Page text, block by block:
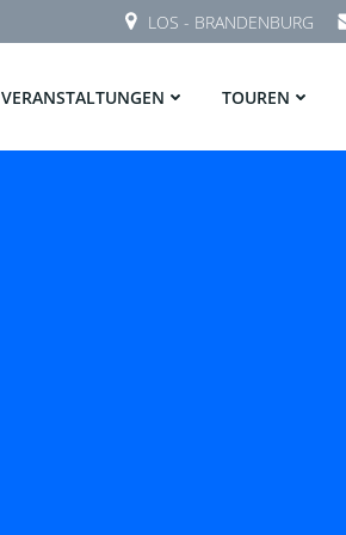
LOS - BRANDENBURG
VERANSTALTUNGEN TOUREN